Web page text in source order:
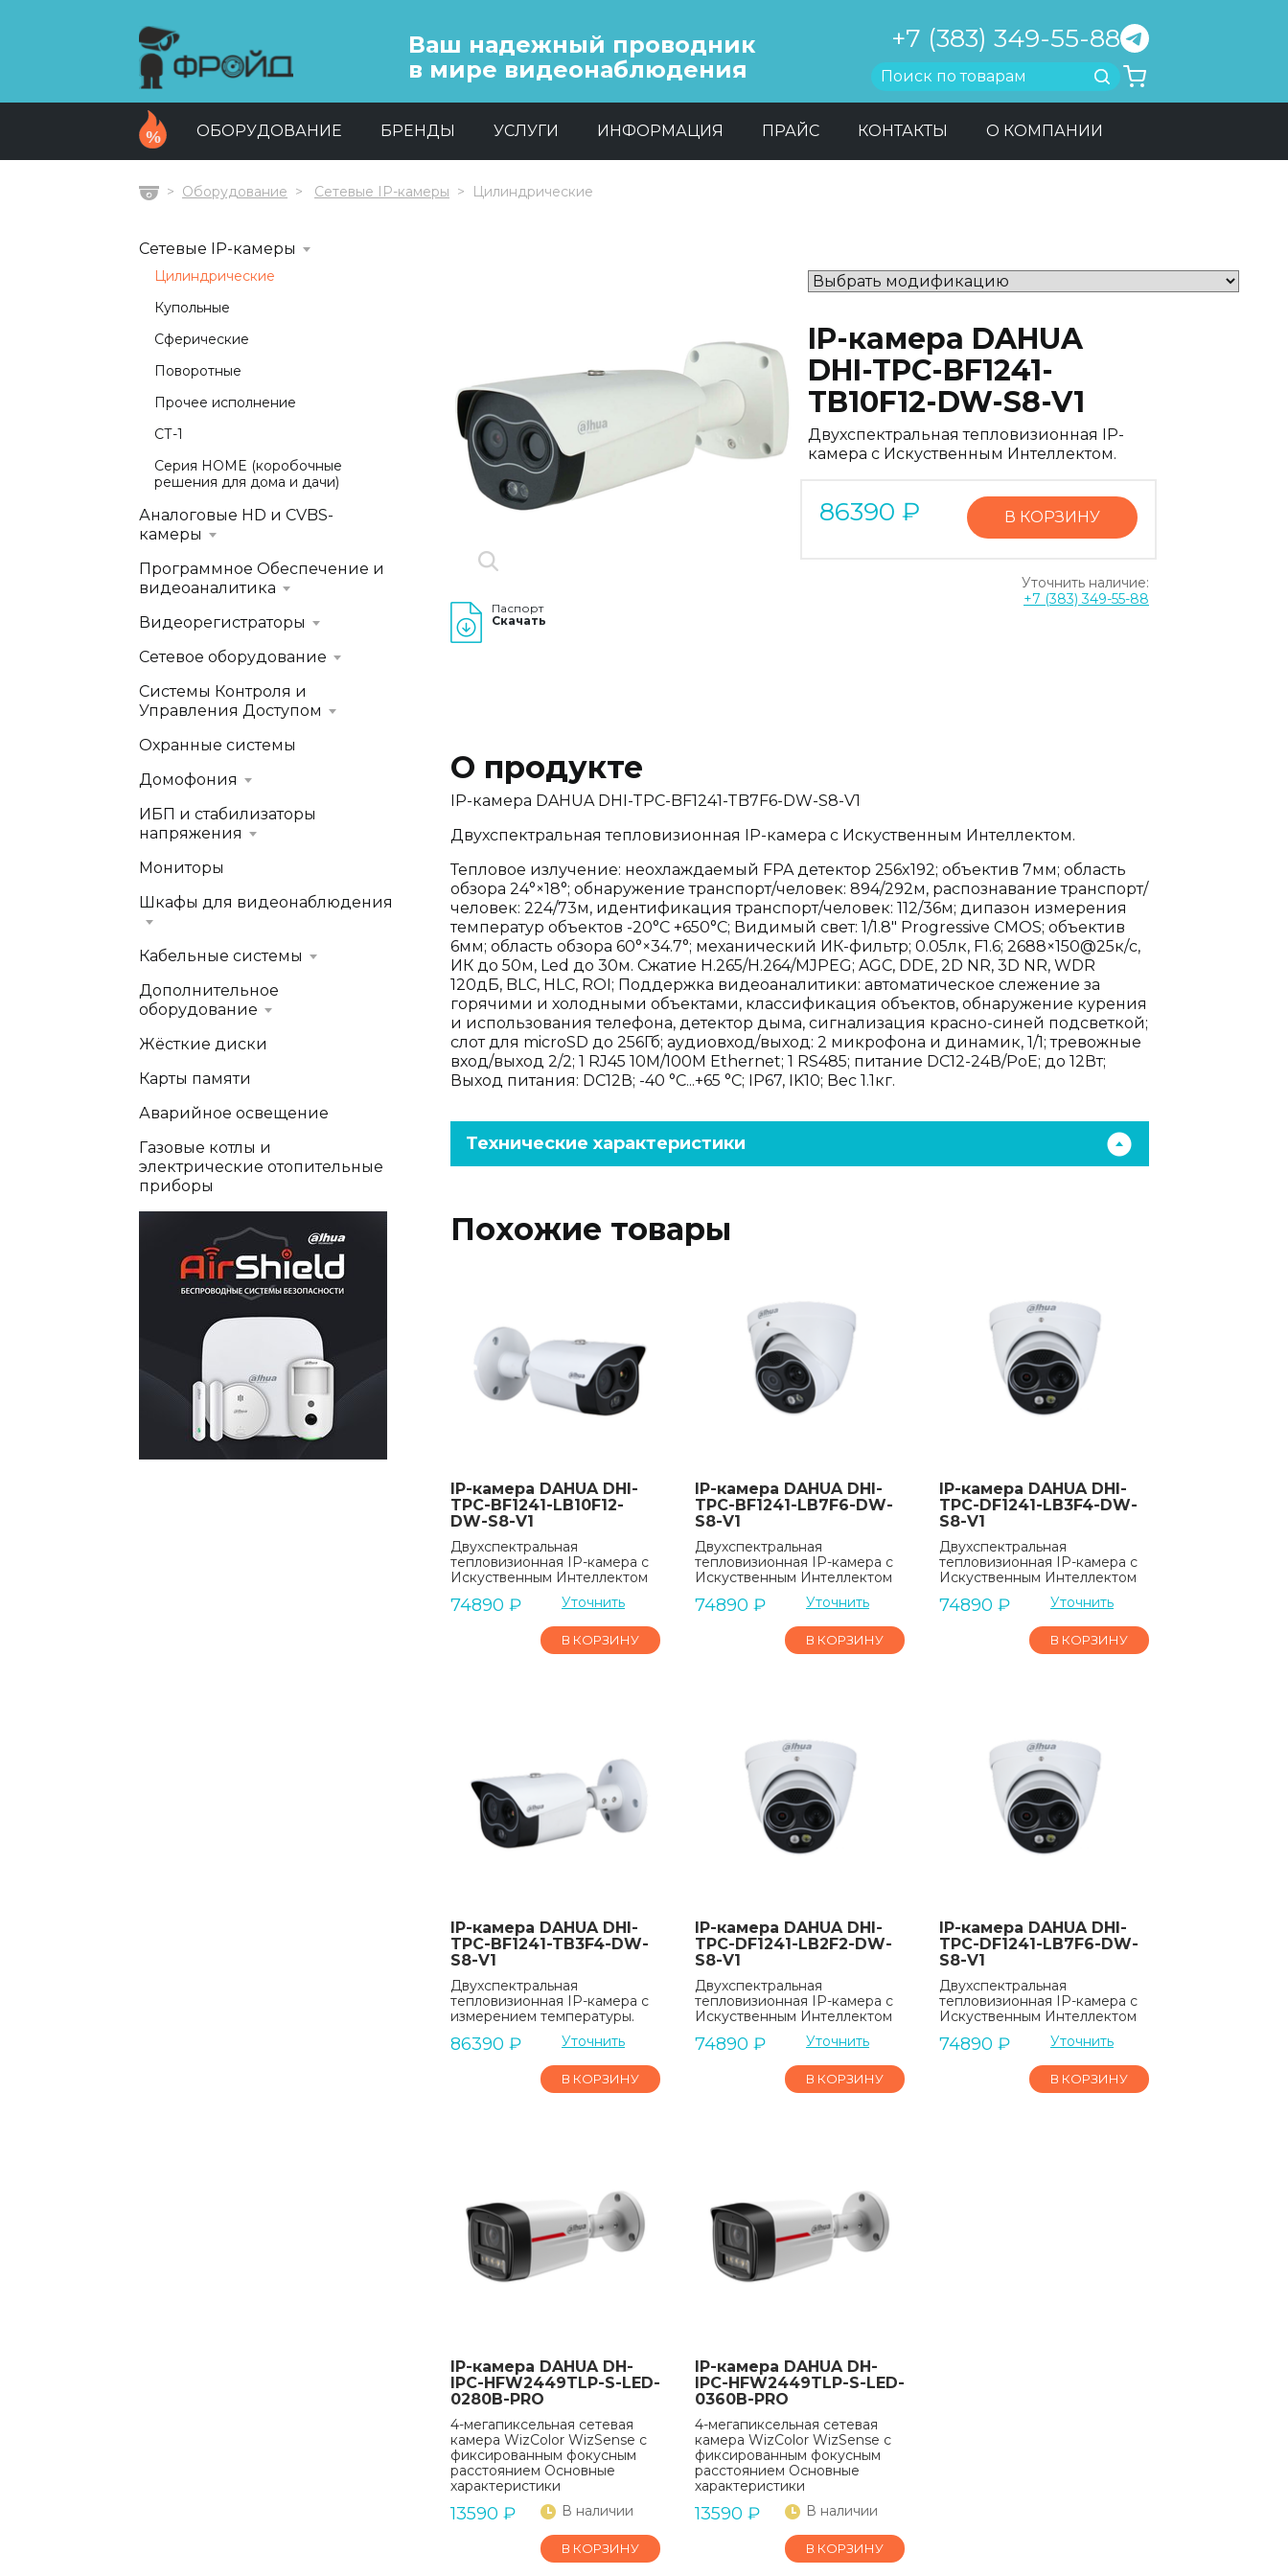
Ваш надежный проводник
в мире видеонаблюдения
+7 (383) 349-55-88
Найти
ОБОРУДОВАНИЕ БРЕНДЫ УСЛУГИ ИНФОРМАЦИЯ ПРАЙС КОНТАКТЫ О КОМПАНИИ
ГлавнаяОборудование Сетевые IP-камеры Цилиндрические
Паспорт
Скачать
IP-камера DAHUA
DHI-TPC-BF1241-
TB10F12-DW-S8-V1
Двухспектральная тепловизионная IP-
камера с Искуственным Интеллектом.
86390 ₽ В КОРЗИНУ
Уточнить наличие:
+7 (383) 349-55-88
О продукте
IP-камера DAHUA DHI-TPC-BF1241-TB7F6-DW-S8-V1
Двухспектральная тепловизионная IP-камера с Искуственным Интеллектом.
Тепловое излучение: неохлаждаемый FPA детектор 256x192; объектив 7мм; область
обзора 24°×18°; обнаружение транспорт/человек: 894/292м, распознавание транспорт/
человек: 224/73м, идентификация транспорт/человек: 112/36м; дипазон измерения
температур объектов -20°C +650°C; Видимый свет: 1/1.8" Progressive CMOS; объектив
6мм; область обзора 60°×34.7°; механический ИК-фильтр; 0.05лк, F1.6; 2688×150@25к/с,
ИК до 50м, Led до 30м. Сжатие H.265/H.264/MJPEG; AGC, DDE, 2D NR, 3D NR, WDR
120дБ, BLC, HLC, ROI; Поддержка видеоаналитики: автоматическое слежение за
горячими и холодными объектами, классификация объектов, обнаружение курения
и использования телефона, детектор дыма, сигнализация красно-синей подсветкой;
слот для microSD до 256Гб; аудиовход/выход: 2 микрофона и динамик, 1/1; тревожные
вход/выход 2/2; 1 RJ45 10M/100M Ethernet; 1 RS485; питание DC12-24В/PoE; до 12Вт;
Выход питания: DC12В; -40 °C...+65 °C; IP67, IK10; Вес 1.1кг.
Технические характеристики
Похожие товары
IP-камера DAHUA DHI-
TPC-BF1241-LB10F12-
DW-S8-V1
Двухспектральная
тепловизионная IP-камера с
Искуственным Интеллектом
74890 ₽ Уточнить
В КОРЗИНУ
IP-камера DAHUA DHI-
TPC-BF1241-LB7F6-DW-
S8-V1
Двухспектральная
тепловизионная IP-камера с
Искуственным Интеллектом
74890 ₽ Уточнить
В КОРЗИНУ
IP-камера DAHUA DHI-
TPC-DF1241-LB3F4-DW-
S8-V1
Двухспектральная
тепловизионная IP-камера с
Искуственным Интеллектом
74890 ₽ Уточнить
В КОРЗИНУ
IP-камера DAHUA DHI-
TPC-BF1241-TB3F4-DW-
S8-V1
Двухспектральная
тепловизионная IP-камера с
измерением температуры.
86390 ₽ Уточнить
В КОРЗИНУ
IP-камера DAHUA DHI-
TPC-DF1241-LB2F2-DW-
S8-V1
Двухспектральная
тепловизионная IP-камера с
Искуственным Интеллектом
74890 ₽ Уточнить
В КОРЗИНУ
IP-камера DAHUA DHI-
TPC-DF1241-LB7F6-DW-
S8-V1
Двухспектральная
тепловизионная IP-камера с
Искуственным Интеллектом
74890 ₽ Уточнить
В КОРЗИНУ
IP-камера DAHUA DH-
IPC-HFW2449TLP-S-LED-
0280B-PRO
4-мегапиксельная сетевая
камера WizColor WizSense с
фиксированным фокусным
расстоянием Основные
характеристики
13590 ₽ В наличии
В КОРЗИНУ
IP-камера DAHUA DH-
IPC-HFW2449TLP-S-LED-
0360B-PRO
4-мегапиксельная сетевая
камера WizColor WizSense с
фиксированным фокусным
расстоянием Основные
характеристики
13590 ₽ В наличии
В КОРЗИНУ
Сетевые IP-камеры
Цилиндрические
Купольные
Сферические
Поворотные
Прочее исполнение
СТ-1
Серия HOME (коробочные
решения для дома и дачи)
Аналоговые HD и CVBS-
камеры
Программное Обеспечение и
видеоаналитика
Видеорегистраторы
Сетевое оборудование
Системы Контроля и
Управления Доступом
Охранные системы
Домофония
ИБП и стабилизаторы
напряжения
Мониторы
Шкафы для видеонаблюдения
Кабельные системы
Дополнительное
оборудование
Жёсткие диски
Карты памяти
Аварийное освещение
Газовые котлы и
электрические отопительные
приборы